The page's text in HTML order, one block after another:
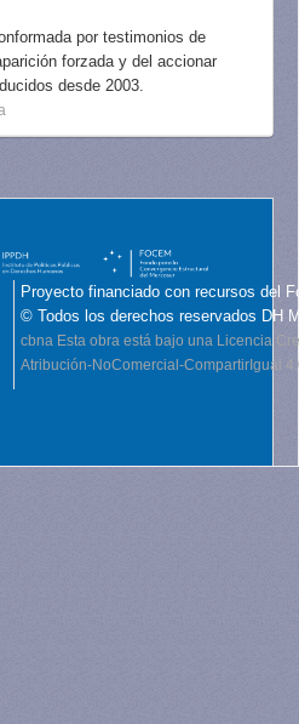
por testimonios de
forzada y del accionar
desde 2003.
Proyecto financiado con recursos del
© Todos los derechos reservados DH
cbna Esta obra está bajo una Licencia
Atribución-NoComercial-CompartirIgual